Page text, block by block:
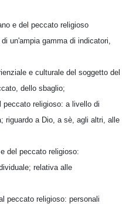
e del peccato religioso
un'ampia gamma di indicatori,
e culturale del soggetto del
dello sbaglio;
peccato religioso: a livello di
riguardo a Dio, a sè, agli altri, alle
del peccato religioso:
relativa alle
peccato religioso: personali